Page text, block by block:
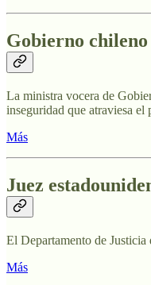
Gobierno
La ministra vocera de
inseguridad que atraviesa el
Más
Juez
El Departamento de
Más